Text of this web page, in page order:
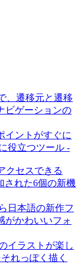
、遷移元と遷移
ビゲーションの
イントがすぐに
役立つツール -
クセスできる
された6個の新機
日本語の新作フ
がかわいいフォ
イラストが楽し
れっぽく描く